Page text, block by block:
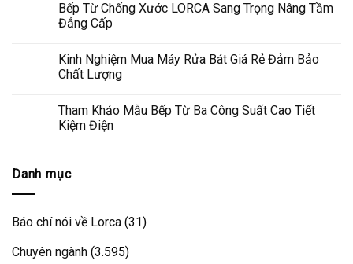
Bếp Từ Chống Xước LORCA Sang Trọng Nâng Tầm
Đẳng Cấp
Kinh Nghiệm Mua Máy Rửa Bát Giá Rẻ Đảm Bảo
Chất Lượng
Tham Khảo Mẫu Bếp Từ Ba Công Suất Cao Tiết
Kiệm Điện
Danh mục
Báo chí nói về Lorca (31)
Chuyên ngành (3.595)